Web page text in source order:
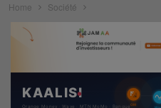
Home Société